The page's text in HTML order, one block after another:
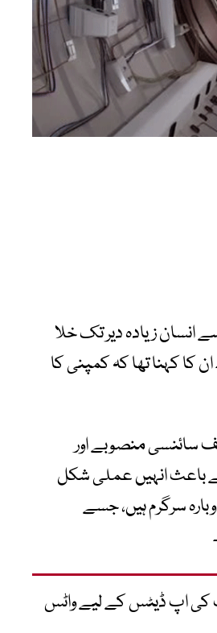
زیادہ دیر تک خلا
کا کہنا تھا کہ کمپنی کا
سائنسی منصوبے اور
باعث انہیں عملی شکل
سرگرم ہیں، جسے
کی اپ ڈیٹس کے لیے واٹس